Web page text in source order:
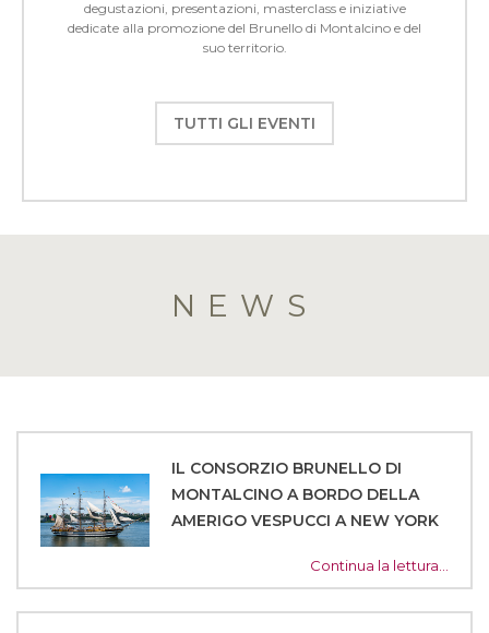
degustazioni, presentazioni, masterclass e iniziative
dedicate alla promozione del Brunello di Montalcino e del
suo territorio.
TUTTI GLI EVENTI
NEWS
IL CONSORZIO BRUNELLO DI
MONTALCINO A BORDO DELLA
AMERIGO VESPUCCI A NEW YORK
Continua la lettura…